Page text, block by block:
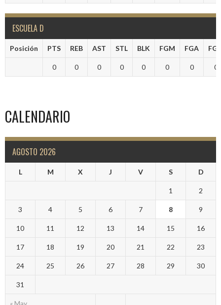
ESCUELA D
Posición PTS REB AST STL BLK FGM FGA
0 0 0 0 0 0 0 0
CALENDARIO
AGOSTO 2026
L M X J V S D
« May
1 2
3 4 5 6 7 8 9
10 11 12 13 14 15 16
17 18 19 20 21 22 23
24 25 26 27 28 29 30
31